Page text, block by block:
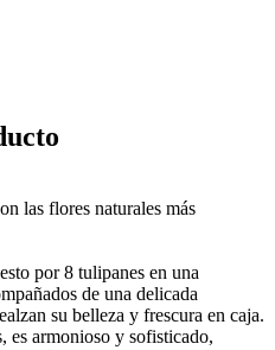
las flores naturales más
por 8 tulipanes en una
de una delicada
su belleza y frescura en caja.
es armonioso y sofisticado,